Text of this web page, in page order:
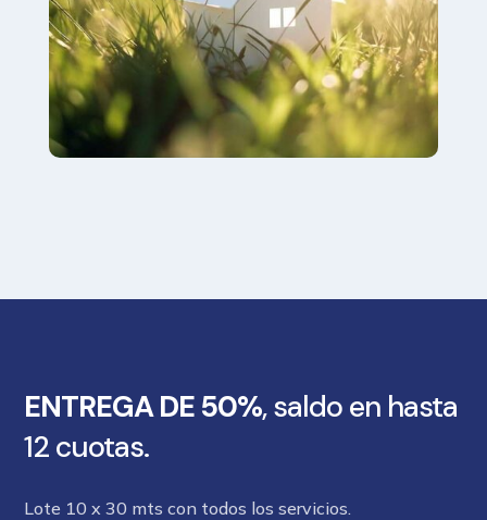
ENTREGA DE 50%, saldo en hasta
12 cuotas.
Lote 10 x 30 mts con todos los servicios.